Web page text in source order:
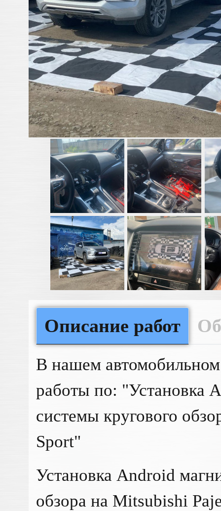
Описание работ
В нашем
работы по: "Установка
системы кругового
Sport"
Установка Android
обзора на Mitsubishi